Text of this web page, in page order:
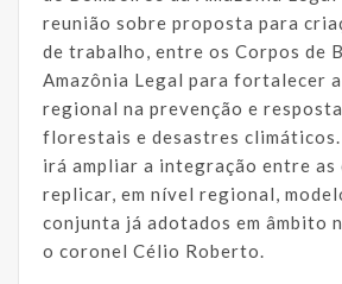
reunião sobre proposta para
de trabalho, entre os Corpos de
Amazônia Legal para fortalecer
regional na prevenção e
florestais e desastres
irá ampliar a integração entre as
replicar, em nível regional,
conjunta já adotados em âmbito
o coronel Célio Roberto.